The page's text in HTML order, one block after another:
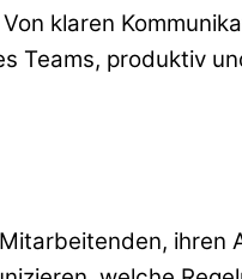
klaren
Teams, produktiv
ihren